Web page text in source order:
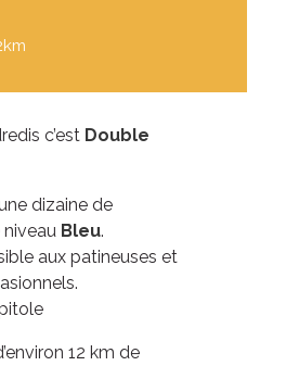
c’est Double
dizaine de
Bleu.
aux patineuses et
12 km de